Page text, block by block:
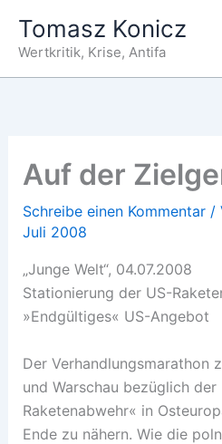
Inhalt
springen
Tomasz Konicz
Wertkritik, Krise, Antifa
Auf der
Schreibe einen Kommentar /
Juli 2008
„Junge Welt“, 04.07.2008
Stationierung der US-
»Endgültiges« US-Angebot
Der Verhandlungsmarathon
und Warschau bezüglich
Raketenabwehr« in
Ende zu nähern. Wie die